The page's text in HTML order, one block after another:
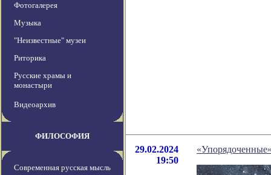
Фотогалерея
Музыка
"Неизвестные" музеи
Риторика
Русские храмы и
монастыри
Видеоархив
ФИЛОСОФИЯ
Современная русская мысль
29.02.2024
19:50